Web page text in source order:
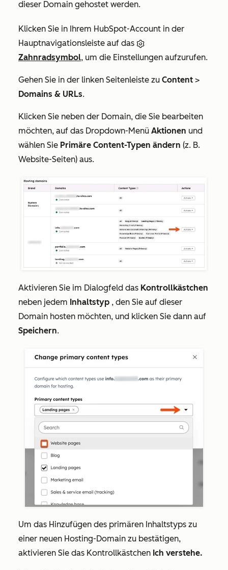
dieser Domain gehostet werden.
Klicken Sie in Ihrem HubSpot-Account in der
Hauptnavigationsleiste auf das
Zahnradsymbol, um die Einstellungen aufzurufen.
Gehen Sie in der linken Seitenleiste zu Content >
Domains & URLs.
Klicken Sie neben der Domain, die Sie bearbeiten
möchten, auf das Dropdown-Menü Aktionen und
wählen Sie Primäre Content-Typen ändern (z. B.
Website-Seiten) aus.
Aktivieren Sie im Dialogfeld das Kontrollkästchen
neben jedem Inhaltstyp , den Sie auf dieser
Domain hosten möchten, und klicken Sie dann auf
Speichern.
Um das Hinzufügen des primären Inhaltstyps zu
einer neuen Hosting-Domain zu bestätigen,
aktivieren Sie das Kontrollkästchen Ich verstehe.